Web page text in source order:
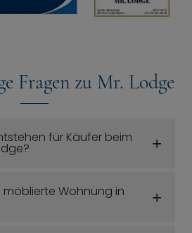
Fragen zu Mr. Lodge
für Käufer beim
Wohnung in